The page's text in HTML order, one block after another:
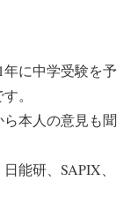
年に中学受験を予
。
本人の意見も聞
能研、SAPIX、